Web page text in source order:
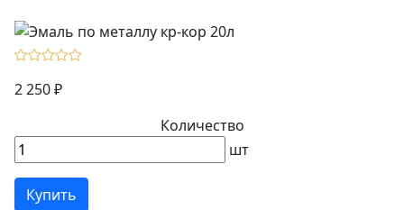
2 250 ₽
Количество
шт
Купить